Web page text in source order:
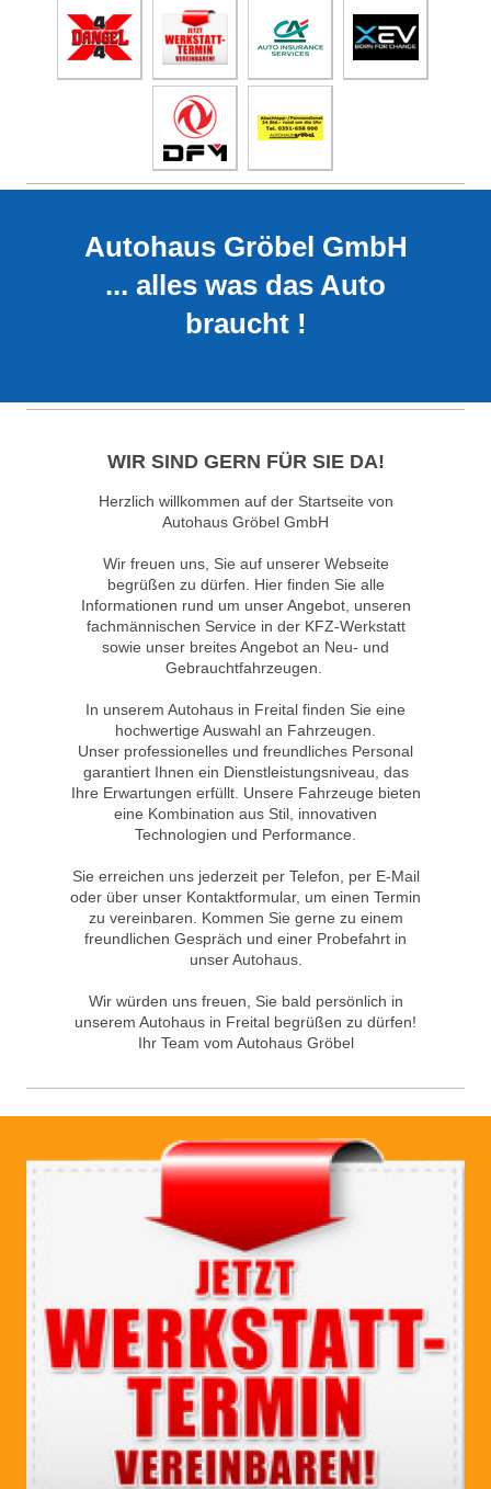
Autohaus Gröbel GmbH
... alles was das Auto
braucht !
WIR SIND GERN FÜR SIE DA!
Herzlich willkommen auf der Startseite von
Autohaus Gröbel GmbH
Wir freuen uns, Sie auf unserer Webseite
begrüßen zu dürfen. Hier finden Sie alle
Informationen rund um unser Angebot, unseren
fachmännischen Service in der KFZ-Werkstatt
sowie unser breites Angebot an Neu- und
Gebrauchtfahrzeugen.
In unserem Autohaus in Freital finden Sie eine
hochwertige Auswahl an Fahrzeugen.
Unser professionelles und freundliches Personal
garantiert Ihnen ein Dienstleistungsniveau, das
Ihre Erwartungen erfüllt. Unsere Fahrzeuge bieten
eine Kombination aus Stil, innovativen
Technologien und Performance.
Sie erreichen uns jederzeit per Telefon, per E-Mail
oder über unser Kontaktformular, um einen Termin
zu vereinbaren. Kommen Sie gerne zu einem
freundlichen Gespräch und einer Probefahrt in
unser Autohaus.
Wir würden uns freuen, Sie bald persönlich in
unserem Autohaus in Freital begrüßen zu dürfen!
Ihr Team vom Autohaus Gröbel